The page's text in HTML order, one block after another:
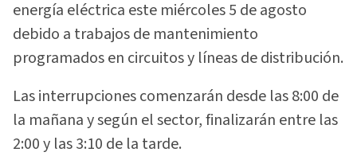
energía eléctrica este miércoles 5 de agosto
debido a trabajos de mantenimiento
programados en circuitos y líneas de distribución.
Las interrupciones comenzarán desde las 8:00 de
la mañana y según el sector, finalizarán entre las
2:00 y las 3:10 de la tarde.